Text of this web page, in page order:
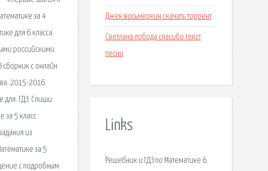
за 4
для 6 класса
российскими.
сборник с онлайн
2015-2016.
для. ГДЗ: Спиши
за 5 класс
из
за 5
с подробным.
Джек восьмеркин скачать торрент
Светлана лобода спасибо текст
песни
Links
Решебник и ГДЗ по Математике 6